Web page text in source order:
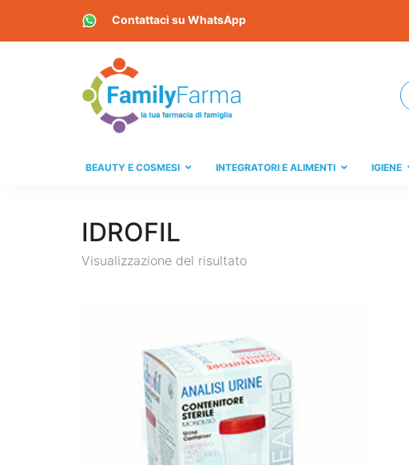
Contattaci su WhatsApp
BEAUTY E COSMESI INTEGRATORI E ALIMENTI IGIENE
IDROFIL
Visualizzazione del risultato